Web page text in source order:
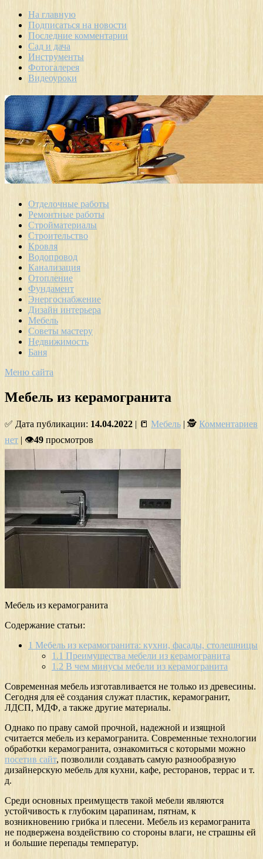
На главную
Подписаться на новости
Последние комментарии
Сад и дача
Инструменты
Фотогалерея
Видеоуроки
Отделочные работы
Ремонтные работы
Стройматериалы
Строительство
Кровля
Водопровод
Канализация
Отопление
Фундамент
Энергоснабжение
Дизайн интерьера
Мебель
Советы мастеру
Недвижимость
Баня
Меню сайта
Мебель из керамогранита
✅ Дата публикации: 14.04.2022 | 📒 Мебель | 🕵 Комментариев
нет | 👁49 просмотров
Мебель из керамогранита
Содержание статьи:
1 Мебель из керамогранита: кухни, фасады, столешницы
1.1 Преимущества мебели из керамогранита
1.2 В чем минусы мебели из керамогранита
Современная мебель изготавливается не только из древесины.
Сегодня для её создания служат пластик, керамогранит,
ЛДСП, МДФ, а также другие материалы.
Однако по праву самой прочной, надежной и изящной
считается мебель из керамогранита. Современные технологии
обработки керамогранита, ознакомиться с которыми можно
посетив сайт, позволили создавать самую разнообразную
дизайнерскую мебель для кухни, кафе, ресторанов, террас и т.
д.
Среди основных преимуществ такой мебели являются
устойчивость к глубоким царапинам, пятнам, к
возникновению грибка и плесени. Мебель из керамогранита
не подвержена воздействию со стороны влаги, не страшны ей
и большие перепады температур.